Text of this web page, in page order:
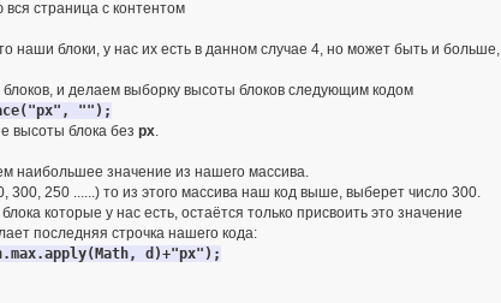
страница с контентом
наши блоки, у нас их есть в данном случае 4, но может быть и больше,
и делаем выборку высоты блоков следующим кодом
"");
высоты блока без px.
наибольшее значение из нашего массива.
300, 250 ......) то из этого массива наш код выше, выберет число 300.
которые у нас есть, остаётся только присвоить это значение
последняя строчка нашего кода:
d)+"px");